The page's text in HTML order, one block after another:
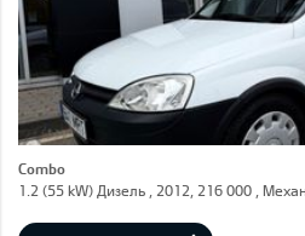
Combo
1.2 (55 kW) Дизель , 2012, 216 000 ,